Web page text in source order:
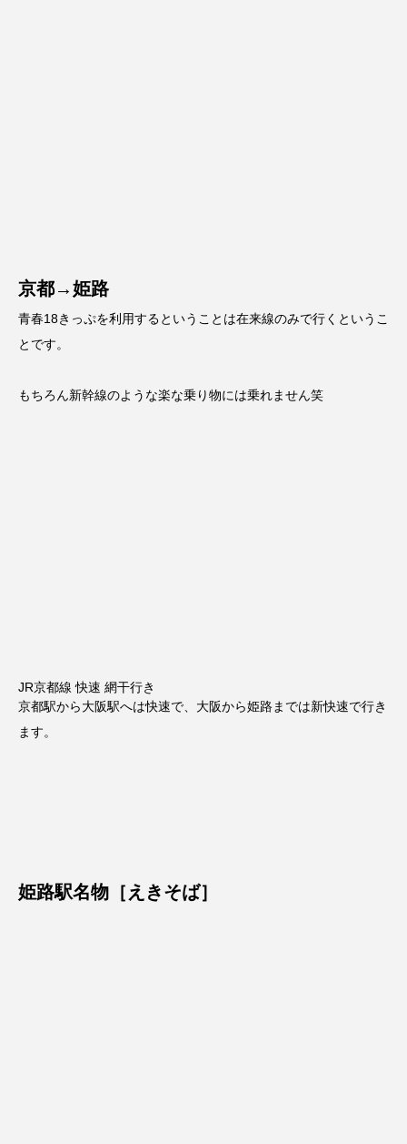
京都→姫路
青春18きっぷを利用するということは在来線のみで行くというこ
とです。
もちろん新幹線のような楽な乗り物には乗れません笑
JR京都線 快速 網干行き
京都駅から大阪駅へは快速で、大阪から姫路までは新快速で行き
ます。
姫路駅名物［えきそば］